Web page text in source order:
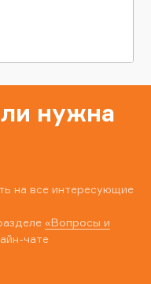
нужна
на все интересующие
«Вопросы и
чате